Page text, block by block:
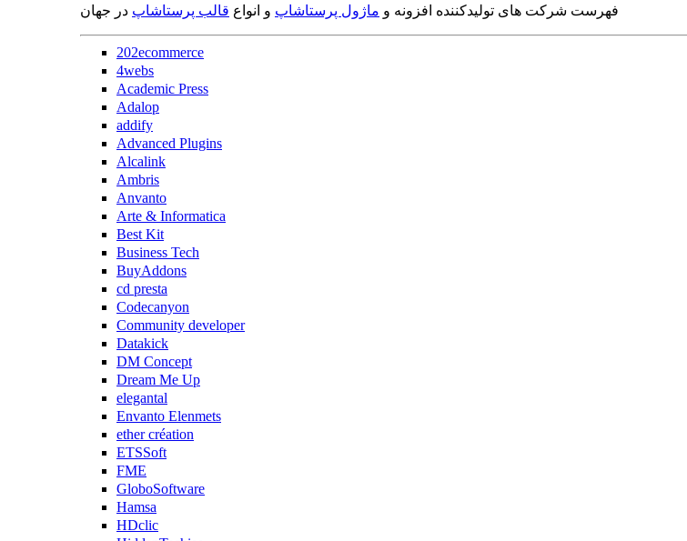
فهرست شرکت های تولیدکننده افزونه و ماژول پرستاشاپ و انواع قالب پرستاشاپ در جهان
202ecommerce
4webs
Academic Press
Adalop
addify
Advanced Plugins
Alcalink
Ambris
Anvanto
Arte & Informatica
Best Kit
Business Tech
BuyAddons
cd presta
Codecanyon
Community developer
Datakick
DM Concept
Dream Me Up
elegantal
Envanto Elenmets
ether création
ETSSoft
FME
GloboSoftware
Hamsa
HDclic